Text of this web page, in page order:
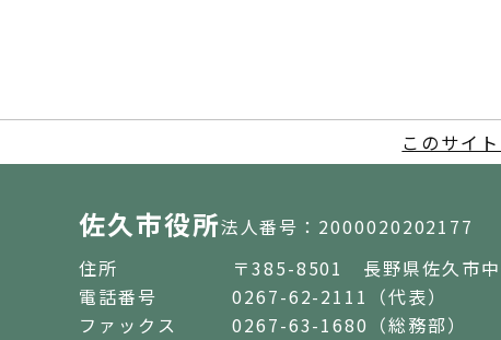
このサイ
佐久市役所法人番号：2000020202177
住所
〒385-8501 長野県佐久市
電話番号
0267-62-2111（代表）
ファックス
0267-63-1680（総務部）